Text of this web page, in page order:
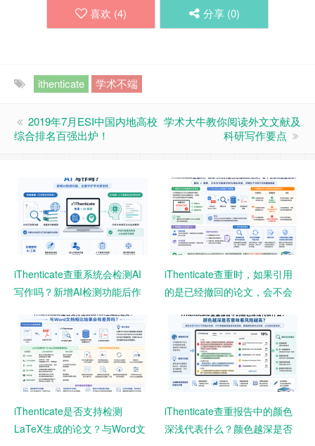
喜欢 (4) 分享 (0)
ithenticate 学术不端
2019年7月ESI中国内地高校
综合排名百强出炉！
学术大牛教你阅读外文文献及
科研写作要点
iThenticate查重系统会检测AI
写作吗？新增AI检测功能后作
iThenticate查重时，如果引用
的是已经撤回的论文，会不会
iThenticate是否支持检测
LaTeX生成的论文？与Word文
iThenticate查重报告中的颜色
深浅代表什么？颜色越深是否